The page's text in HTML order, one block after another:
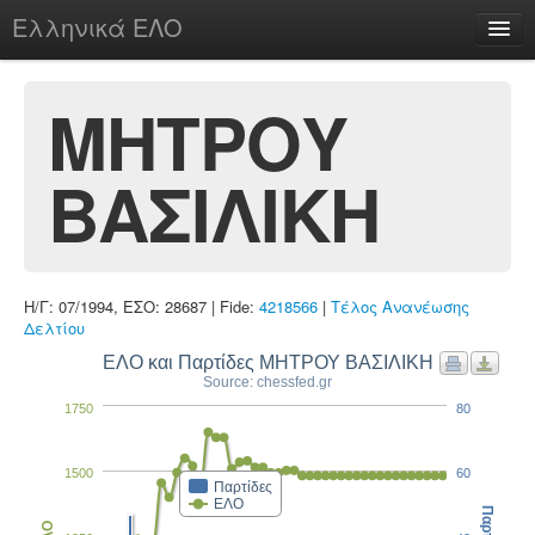
Ελληνικά ΕΛΟ
chesstu.be @ discord
Login
ΜΗΤΡΟΥ
ΒΑΣΙΛΙΚΗ
Η/Γ: 07/1994, ΕΣΟ: 28687 | Fide: 4218566 | Τέλος Ανανέωσης
Δελτίου
ΕΛΟ και Παρτίδες ΜΗΤΡΟΥ ΒΑΣΙΛΙΚΗ
Source: chessfed.gr
Παρτίδες
ΕΛΟ
1500
1750
60
80